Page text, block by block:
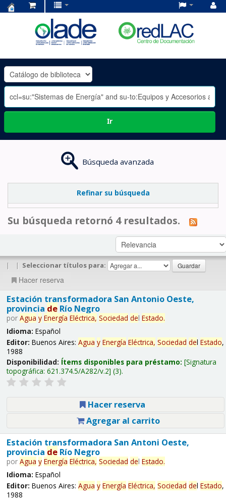
OLADE
-
Ir
Búsqueda avanzada
Refinar su búsqueda
Su búsqueda retornó 4 resultados.
| | Seleccionar títulos para:
Hacer reserva
Estación transformadora San Antonio Oeste,
provincia deRío Negro
por Agua y Energía Eléctrica, Sociedad del Estado.
Idioma: Español
Editor: Buenos Aires: Agua y Energía Eléctrica, Sociedad del Estado,
1988
Disponibilidad: Ítems disponibles para préstamo: Signatura
topográfica: 621.374.5/A282/v.2 (3).
Hacer reserva
Agregar al carrito
Estación transformadora San Antoni Oeste,
provincia deRío Negro
por Agua y Energía Eléctrica, Sociedad del Estado.
Idioma: Español
Editor: Buenos Aires: Agua y Energía Eléctrica, Sociedad del Estado,
1988